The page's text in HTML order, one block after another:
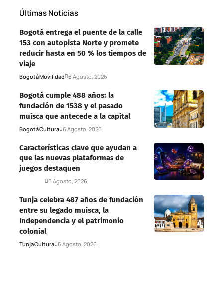
Últimas Noticias
Bogotá entrega el puente de la calle
153 con autopista Norte y promete
reducir hasta en 50 % los tiempos de
viaje
BogotáMovilidad 6 Agosto, 2026
Bogotá cumple 488 años: la
fundación de 1538 y el pasado
muisca que antecede a la capital
BogotáCultura 6 Agosto, 2026
Características clave que ayudan a
que las nuevas plataformas de
juegos destaquen
6 Agosto, 2026
Tunja celebra 487 años de fundación
entre su legado muisca, la
Independencia y el patrimonio
colonial
TunjaCultura 6 Agosto, 2026